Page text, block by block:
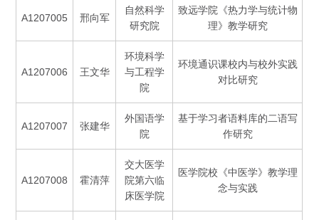
A1207005 邢向军
自然科学
研究院
致远学院《热力学与统计物
理》教学研究
A1207006 王文华
环境科学
与工程学
院
环境通识课校内与校外实践
对比研究
A1207007 张建华
外国语学
院
基于学习者语料库的二语写
作研究
A1207008 霍清萍
交大医学
院第六临
床医学院
医学院校《中医学》教学理
念与实践